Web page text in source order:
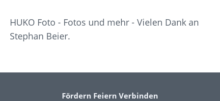
HUKO Foto - Fotos und mehr - Vielen Dank an
Stephan Beier.
Fördern Feiern Verbinden